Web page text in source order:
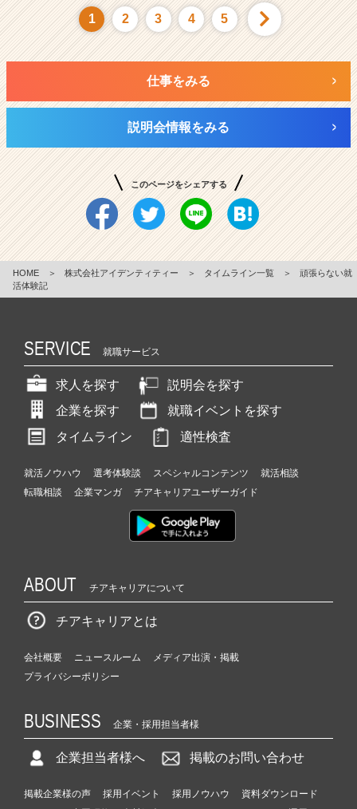
1 2 3 4 5
仕事をみる
説明会情報をみる
このページをシェアする
HOME ＞ 株式会社アイデンティティー ＞ タイムライン一覧 ＞
頑張らない就
活体験記
SERVICE 就職サービス
求人を探す
説明会を探す
企業を探す
就職イベントを探す
タイムライン
適性検査
就活ノウハウ 選考体験談 スペシャルコンテンツ
就活相談
転職相談
企業マンガ チアキャリアユーザーガイド
ABOUT チアキャリアについて
チアキャリアとは
会社概要 ニュースルーム
メディア出演・掲載
プライバシーポリシー
BUSINESS 企業・採用担当者様
企業担当者様へ 掲載のお問い合わせ
掲載企業様の声 採用イベント 採用ノウハウ
資料ダウンロード